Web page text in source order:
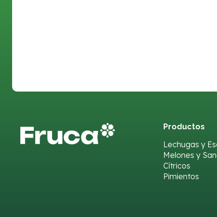
Productos
Lechugas y
Melones y
Cítricos
Pimientos